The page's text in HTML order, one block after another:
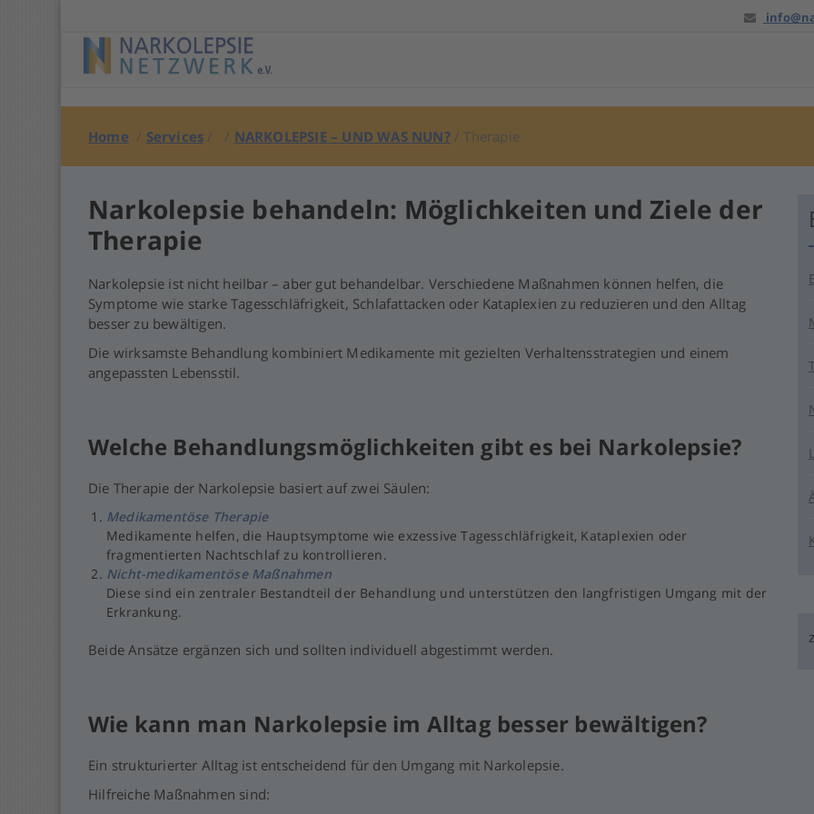
Anfang
Home / Services / / NARKOLEPSIE – UND WAS NUN?/ Therapie
Narkolepsie behandeln: Möglichkeiten und Ziele der
Therapie
Narkolepsie ist nicht heilbar – aber gut behandelbar. Verschiedene Maßnahmen können helfen, die
Symptome wie starke Tagesschläfrigkeit, Schlafattacken oder Kataplexien zu reduzieren und den Alltag
besser zu bewältigen.
Die wirksamste Behandlung kombiniert Medikamente mit gezielten Verhaltensstrategien und einem
angepassten Lebensstil.
Welche Behandlungsmöglichkeiten gibt es bei Narkolepsie?
Die Therapie der Narkolepsie basiert auf zwei Säulen:
Medikamentöse Therapie
Medikamente helfen, die Hauptsymptome wie exzessive Tagesschläfrigkeit, Kataplexien oder
fragmentierten Nachtschlaf zu kontrollieren.
Nicht-medikamentöse Maßnahmen
Diese sind ein zentraler Bestandteil der Behandlung und unterstützen den langfristigen Umgang mit der
Erkrankung.
Beide Ansätze ergänzen sich und sollten individuell abgestimmt werden.
Wie kann man Narkolepsie im Alltag besser bewältigen?
Ein strukturierter Alltag ist entscheidend für den Umgang mit Narkolepsie.
Hilfreiche Maßnahmen sind: